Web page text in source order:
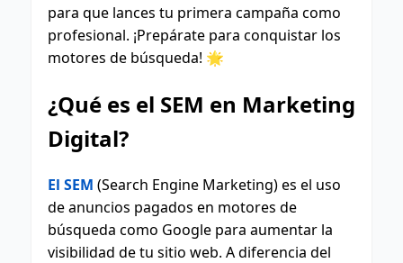
para que lances tu primera campaña como
profesional. ¡Prepárate para conquistar los
motores de búsqueda! 🌟
¿Qué es el SEM en Marketing
Digital?
El SEM (Search Engine Marketing) es el uso
de anuncios pagados en motores de
búsqueda como Google para aumentar la
visibilidad de tu sitio web. A diferencia del